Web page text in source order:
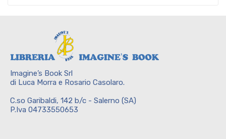
Imagine’s Book Srl
di Luca Morra e Rosario Casolaro.
C.so Garibaldi, 142 b/c - Salerno (SA)
P.Iva 04733550653